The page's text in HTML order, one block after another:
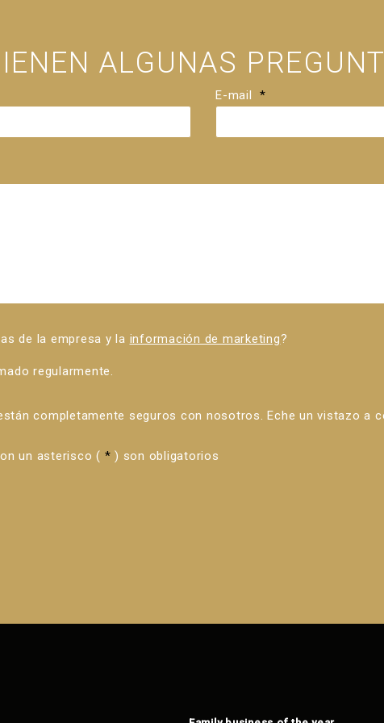
ALGUNAS
E-mail *
de la empresa y la información de marketing?
regularmente.
completamente seguros con nosotros. Eche un vistazo a
un asterisco ( * ) son obligatorios